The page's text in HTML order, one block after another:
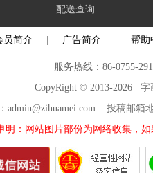
配送查询
员简介 广告简介 帮助
服务热线：86-0755-
CopyRight © 2013-2026 字
admin@zihuamei.com 投稿邮
明：网站图片部份为网络收集，